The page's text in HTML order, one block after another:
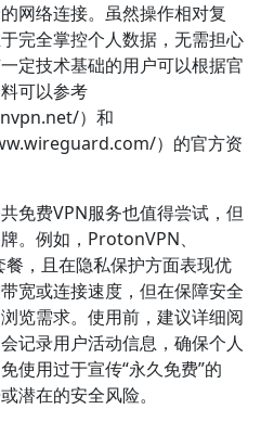
网络连接。虽然操作相对复
完全掌控个人数据，无需担心
定技术基础的用户可以根据官
可以参考
）和
）的官方资
免费VPN服务也值得尝试，但
。例如，ProtonVPN、
，且在隐私保护方面表现优
宽或连接速度，但在保障安全
览需求。使用前，建议详细阅
记录用户活动信息，确保个人
使用过于宣传“永久免费”的
潜在的安全风险。